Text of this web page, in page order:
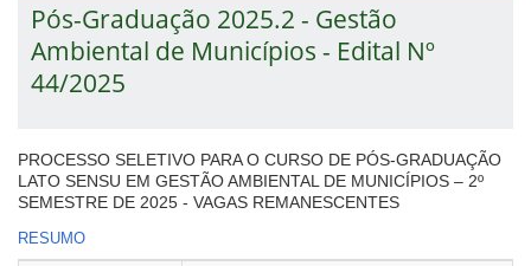
Pós-Graduação 2025.2 - Gestão
Ambiental de Municípios - Edital Nº
44/2025
PROCESSO SELETIVO PARA O CURSO DE PÓS-GRADUAÇÃO
LATO SENSU EM GESTÃO AMBIENTAL DE MUNICÍPIOS – 2º
SEMESTRE DE 2025 - VAGAS REMANESCENTES
RESUMO